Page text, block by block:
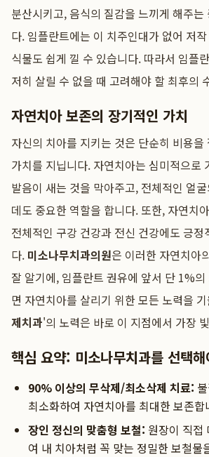
분산시키고, 음식의 질감을 느끼게 해주는
다. 임플란트에는 이 치주인대가 없어 저
식물도 쉽게 낄 수 있습니다. 따라서 임플
저히 살릴 수 없을 때 고려해야 할 최후의
자연치아 보존의 장기적인 가치
자신의 치아를 지키는 것은 단순히 비용을
가치를 지닙니다. 자연치아는 심미적으로
발음이 새는 것을 막아주고, 전체적인 얼
데도 중요한 역할을 합니다. 또한, 자연치
전체적인 구강 건강과 전신 건강에도 긍정
다. 미소나무치과의원은 이러한 자연치아
잘 알기에, 임플란트 권유에 앞서 단 1%
면 자연치아를 살리기 위한 모든 노력을
제치과'의 노력은 바로 이 지점에서 가장
핵심 요약: 미소나무치과를 선택
90% 이상의 무삭제/최소삭제 치료:
최소화하여 자연치아를 최대한 보존합
장인 정신의 맞춤형 보철: 원장이 직접
여 내 치아처럼 꼭 맞는 정밀한 보철물